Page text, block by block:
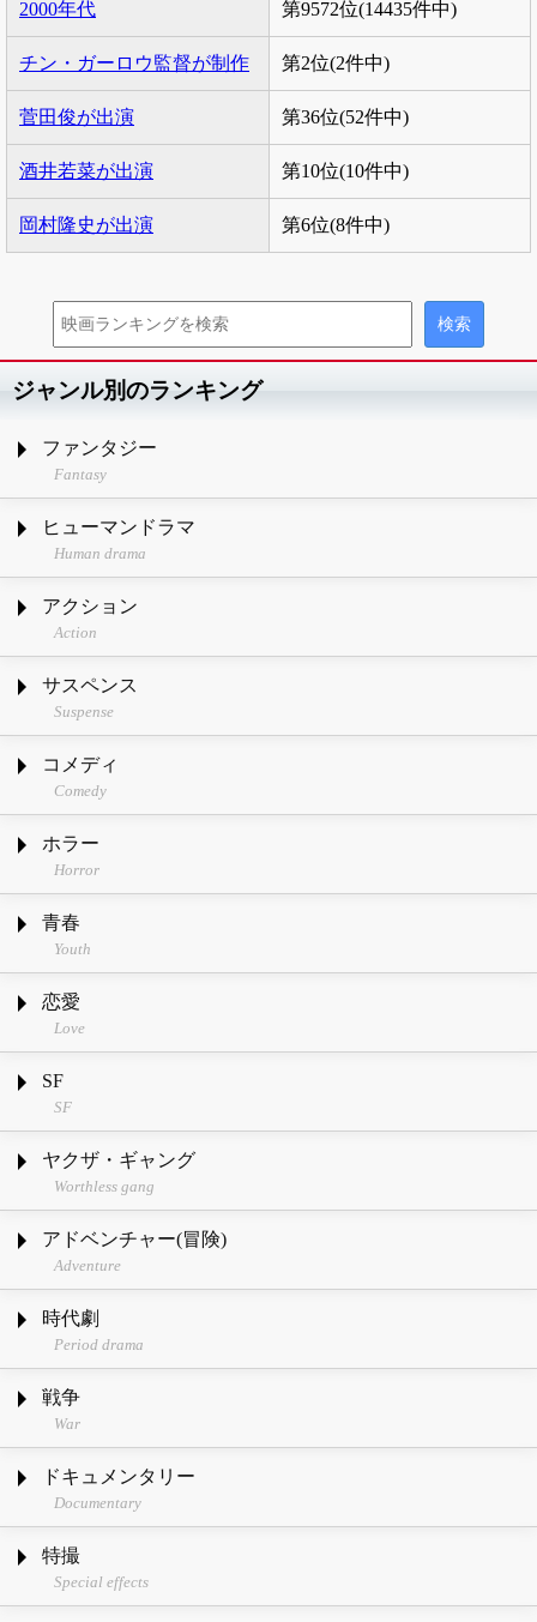
2000年代 第9572位(14435件中)
チン・ガーロウ監督が制作 第2位(2件中)
菅田俊が出演 第36位(52件中)
酒井若菜が出演 第10位(10件中)
岡村隆史が出演 第6位(8件中)
ジャンル別のランキング
ファンタジー
Fantasy
ヒューマンドラマ
Human drama
アクション
Action
サスペンス
Suspense
コメディ
Comedy
ホラー
Horror
青春
Youth
恋愛
Love
SF
SF
ヤクザ・ギャング
Worthless gang
アドベンチャー(冒険)
Adventure
時代劇
Period drama
戦争
War
ドキュメンタリー
Documentary
特撮
Special effects